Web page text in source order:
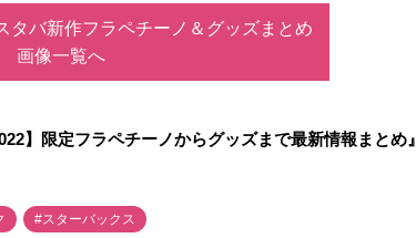
タバ新作フラペチーノ＆グッズまとめ
画像一覧へ
】限定フラペチーノからグッズまで最新情報まとめ』
#スターバックス